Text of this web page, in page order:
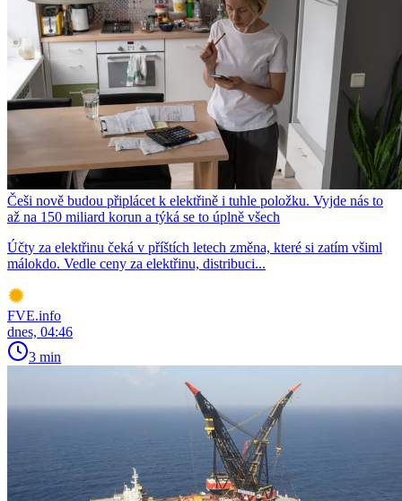
Češi nově budou připlácet k elektřině i tuhle položku. Vyjde nás to
až na 150 miliard korun a týká se to úplně všech
Účty za elektřinu čeká v příštích letech změna, které si zatím všiml
málokdo. Vedle ceny za elektřinu, distribuci...
FVE.info
dnes, 04:46
3 min